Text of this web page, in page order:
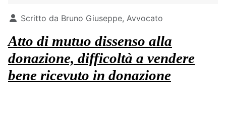
Dettagli
Scritto da Bruno Giuseppe, Avvocato
Atto di mutuo dissenso alla
donazione, difficoltà a vendere
bene ricevuto in donazione